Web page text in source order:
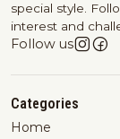
special style.
interest and
Follow us
Categories
Home